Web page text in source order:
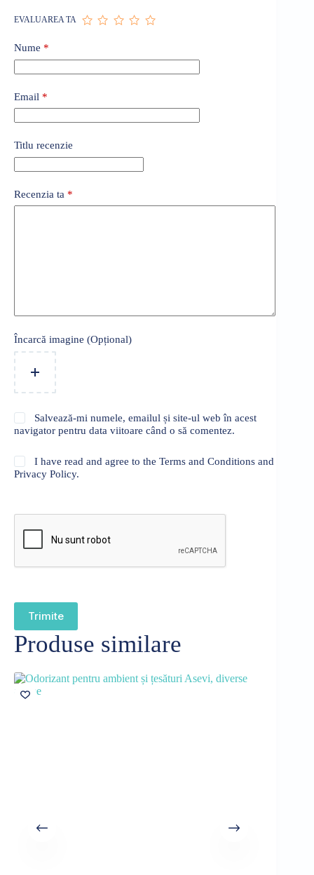
EVALUAREA TA
Nume *
Email *
Titlu recenzie
Recenzia ta *
Încarcă imagine (Opțional)
Salvează-mi numele, emailul și site-ul web în acest
navigator pentru data viitoare când o să comentez.
I have read and agree to the Terms and Conditions and
Privacy Policy.
Trimite
Produse similare